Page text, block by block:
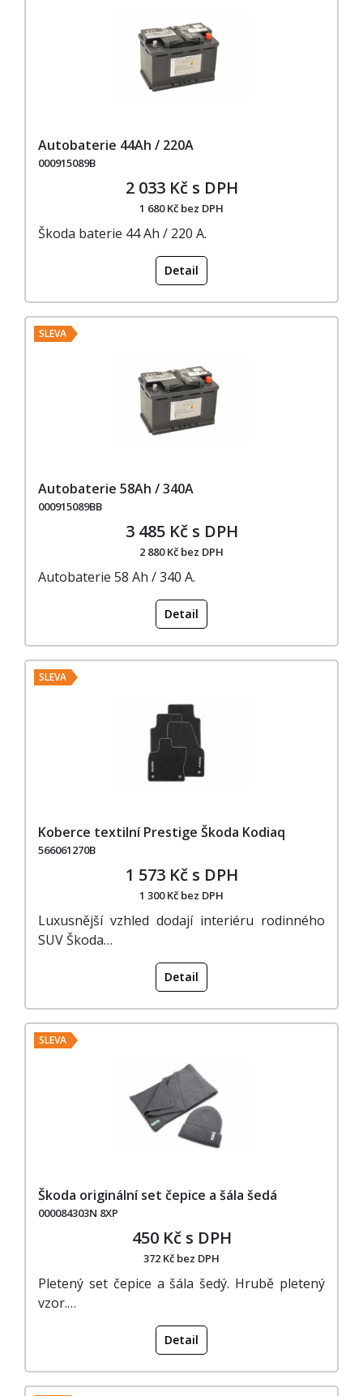
Autobaterie 44Ah / 220A
000915089B
2 033 Kč s DPH
1 680 Kč bez DPH
Škoda baterie 44 Ah / 220 A.
Detail
SLEVA
Autobaterie 58Ah / 340A
000915089BB
3 485 Kč s DPH
2 880 Kč bez DPH
Autobaterie 58 Ah / 340 A.
Detail
SLEVA
Koberce textilní Prestige Škoda Kodiaq
566061270B
1 573 Kč s DPH
1 300 Kč bez DPH
Luxusnější vzhled dodají interiéru rodinného
SUV Škoda…
Detail
SLEVA
Škoda originální set čepice a šála šedá
000084303N 8XP
450 Kč s DPH
372 Kč bez DPH
Pletený set čepice a šála šedý. Hrubě pletený
vzor.…
Detail